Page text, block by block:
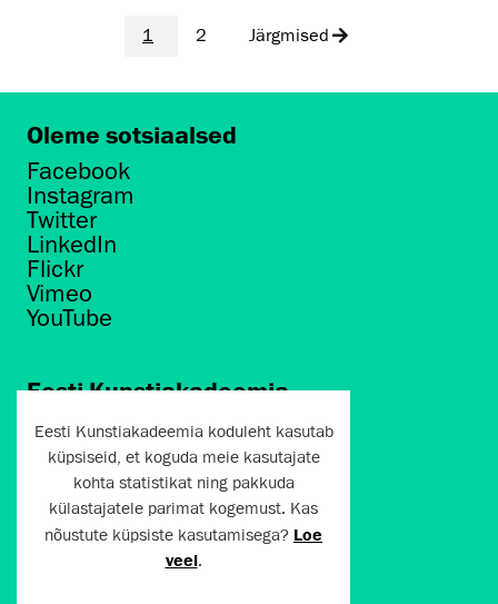
1 2 Järgmised
Oleme sotsiaalsed
Facebook
Instagram
Twitter
LinkedIn
Flickr
Vimeo
YouTube
Eesti Kunstiakadeemia
Põhja puiestee 7
Tallinn 10412
artun@artun.ee
+372 6267301
Liitu uudiskirjaga!
Eesti Kunstiakadeemia koduleht kasutab
küpsiseid, et koguda meie kasutajate
kohta statistikat ning pakkuda
külastajatele parimat kogemust. Kas
nõustute küpsiste kasutamisega? Loe
veel.